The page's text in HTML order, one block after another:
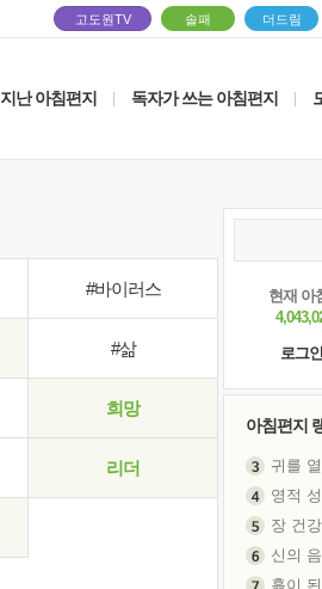
고도원TV 솔패 더드림
지난 아침편지 독자가 쓰는 아침편지
#바이러스
#삶
희망
리더
현재 아
로그인
아침편지
영적
장 건
신의